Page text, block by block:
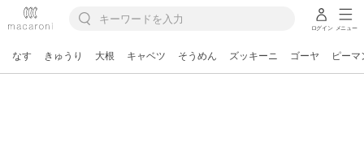
ログイン メニュー
なす きゅうり 大根 キャベツ そうめん ズッキーニ ゴーヤ ピーマ